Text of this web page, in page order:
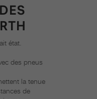
état.
des pneus
la tenue
de